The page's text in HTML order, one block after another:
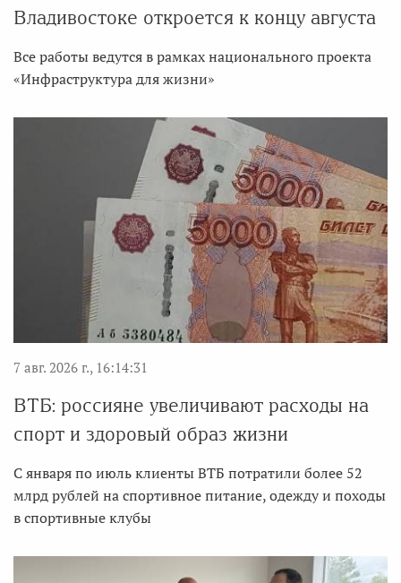
Владивостоке откроется к концу августа
Все работы ведутся в рамках национального проекта
«Инфраструктура для жизни»
7 авг. 2026 г., 16:14:31
ВТБ: россияне увеличивают расходы на
спорт и здоровый образ жизни
С января по июль клиенты ВТБ потратили более 52
млрд рублей на спортивное питание, одежду и походы
в спортивные клубы